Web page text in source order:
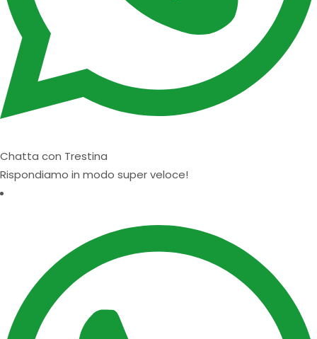
Chatta con Trestina
Rispondiamo in modo super veloce!